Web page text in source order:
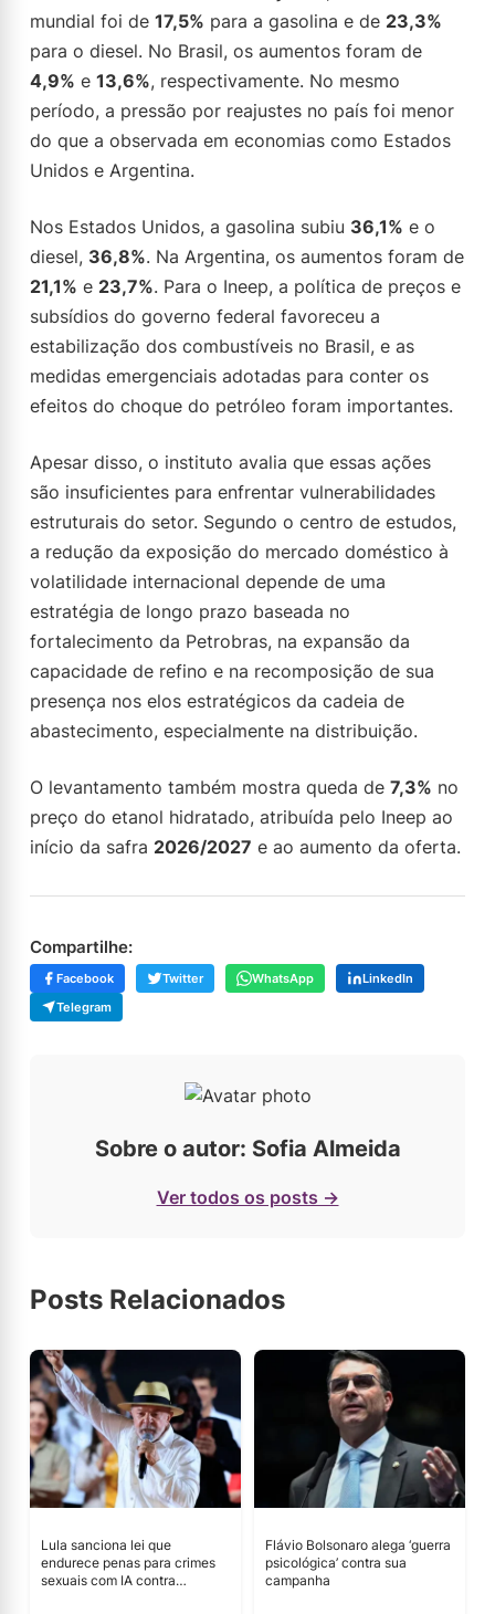
mundial foi de 17,5% para a gasolina e de 23,3%
para o diesel. No Brasil, os aumentos foram de
4,9% e 13,6%, respectivamente. No mesmo
período, a pressão por reajustes no país foi menor
do que a observada em economias como Estados
Unidos e Argentina.
Nos Estados Unidos, a gasolina subiu 36,1% e o
diesel, 36,8%. Na Argentina, os aumentos foram de
21,1% e 23,7%. Para o Ineep, a política de preços e
subsídios do governo federal favoreceu a
estabilização dos combustíveis no Brasil, e as
medidas emergenciais adotadas para conter os
efeitos do choque do petróleo foram importantes.
Apesar disso, o instituto avalia que essas ações
são insuficientes para enfrentar vulnerabilidades
estruturais do setor. Segundo o centro de estudos,
a redução da exposição do mercado doméstico à
volatilidade internacional depende de uma
estratégia de longo prazo baseada no
fortalecimento da Petrobras, na expansão da
capacidade de refino e na recomposição de sua
presença nos elos estratégicos da cadeia de
abastecimento, especialmente na distribuição.
O levantamento também mostra queda de 7,3% no
preço do etanol hidratado, atribuída pelo Ineep ao
início da safra 2026/2027 e ao aumento da oferta.
Compartilhe:
Facebook Twitter WhatsApp
LinkedIn
Telegram
Sobre o autor: Sofia Almeida
Ver todos os posts →
Posts Relacionados
Lula sanciona lei que
endurece penas para crimes
sexuais com IA contra
Flávio Bolsonaro alega ‘guerra
psicológica’ contra sua
campanha